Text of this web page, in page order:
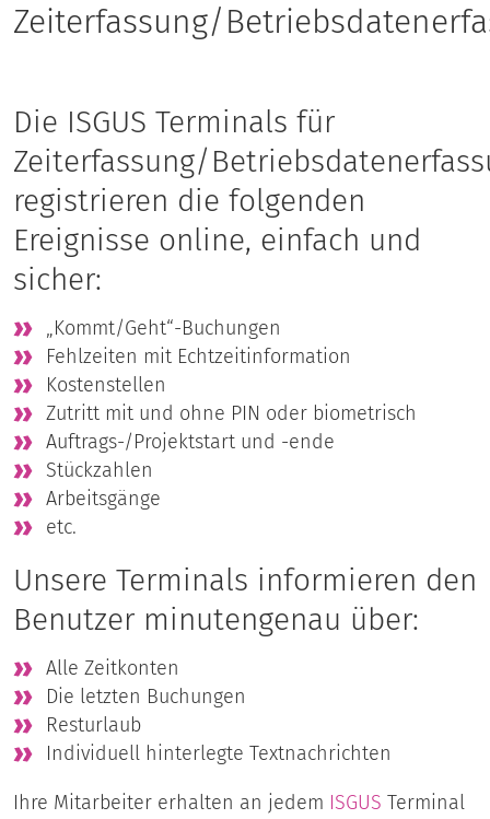
Zeiterfassung/
Die ISGUS Terminals für
Zeiterfassung/
registrieren die folgenden
Ereignisse online, einfach und
sicher:
„Kommt/Geht“-Buchungen
Fehlzeiten mit Echtzeitinformation
Kostenstellen
Zutritt mit und ohne PIN oder biometrisch
Auftrags-/Projektstart und -ende
Stückzahlen
Arbeitsgänge
etc.
Unsere Terminals informieren den
Benutzer minutengenau über:
Alle Zeitkonten
Die letzten Buchungen
Resturlaub
Individuell hinterlegte Textnachrichten
Ihre Mitarbeiter erhalten an jedem ISGUS Terminal